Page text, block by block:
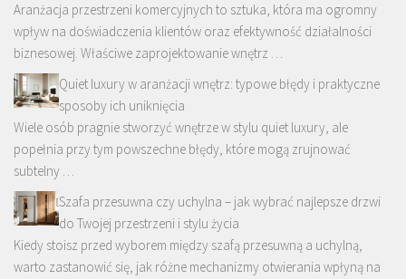
Aranżacja przestrzeni komercyjnych to sztuka, która ma ogromny
wpływ na doświadczenia klientów oraz efektywność działalności
biznesowej. Właściwe zaprojektowanie wnętrz …
Quiet luxury w aranżacji wnętrz: typowe błędy i praktyczne
sposoby ich uniknięcia
Wiele osób pragnie stworzyć wnętrze w stylu quiet luxury, ale
popełnia przy tym powszechne błędy, które mogą zrujnować
subtelny …
Szafa przesuwna czy uchylna – jak wybrać najlepsze drzwi
do Twojej przestrzeni i stylu życia
Kiedy stoisz przed wyborem między szafą przesuwną a uchylną,
warto zastanowić się, jak różne mechanizmy otwierania wpłyną na